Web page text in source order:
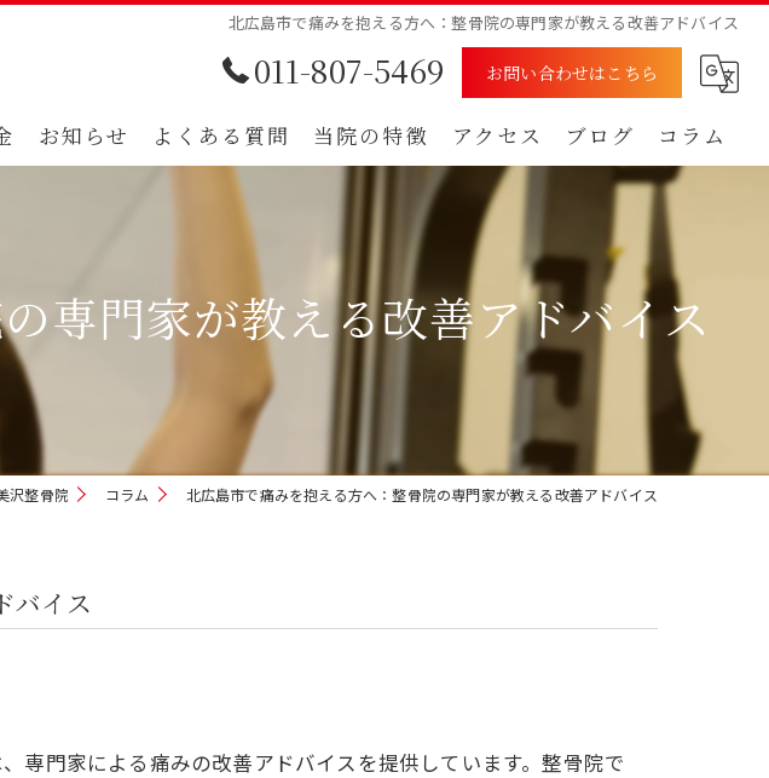
北広島市で痛みを抱える方へ：整骨院の専門家が教える改善アドバイス
011-807-5469 お問い合わせはこちら
お知らせ よくある質問 当院の特徴
肩
アクセス
漫画特集
ブログ コラム
専門家が教える改善アドバイス
沢整骨院 コラム 北広島市で痛みを抱える方へ：整骨院の専門家が教える改善アドバイス
バイス
専門家による痛みの改善アドバイスを提供しています。整骨院で